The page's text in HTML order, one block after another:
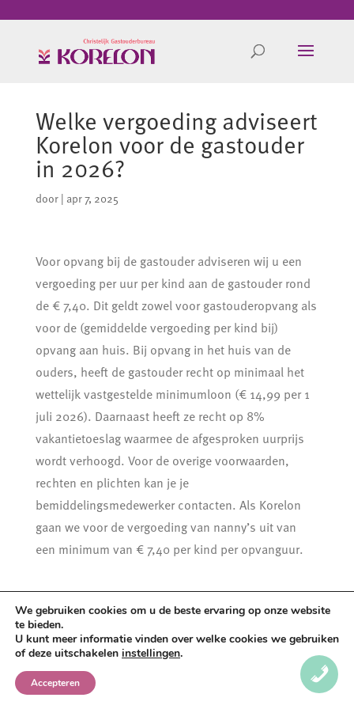
Welke vergoeding adviseert
Korelon voor de gastouder
in 2026?
door| apr 7, 2025
Voor opvang bij de gastouder adviseren wij u een
vergoeding per uur per kind aan de gastouder rond
de € 7,40. Dit geldt zowel voor gastouderopvang als
voor de (gemiddelde vergoeding per kind bij)
opvang aan huis. Bij opvang in het huis van de
ouders, heeft de gastouder recht op minimaal het
wettelijk vastgestelde minimumloon (€ 14,99 per 1
juli 2026). Daarnaast heeft ze recht op 8%
vakantietoeslag waarmee de afgesproken uurprijs
wordt verhoogd. Voor de overige voorwaarden,
rechten en plichten kan je je
bemiddelingsmedewerker contacten. Als Korelon
gaan we voor de vergoeding van nanny’s uit van
een minimum van € 7,40 per kind per opvanguur.
We gebruiken cookies om u de beste ervaring op onze website
te bieden.
U kunt meer informatie vinden over welke cookies we gebruiken
of deze uitschakelen instellingen.
Accepteren